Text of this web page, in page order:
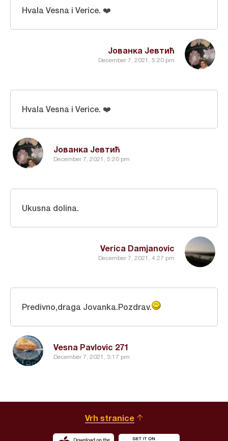
Јованка Јевтић
December 7, 2021, 5:20 pm
Hvala Vesna i Verice. ❤️
Јованка Јевтић
December 7, 2021, 5:20 pm
Hvala Vesna i Verice. ❤️
Verica Damjanovic
December 7, 2021, 4:27 pm
Ukusna dolina.
Vesna Pavlovic 271
December 7, 2021, 3:17 pm
Predivno,draga Jovanka.Pozdrav.
Vrh stranice